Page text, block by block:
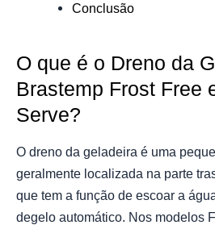
Conclusão
O que é o Dreno da
Brastemp Frost Free
Serve?
O dreno da geladeira é uma
geralmente localizada na parte
que tem a função de escoar a
degelo automático. Nos modelos